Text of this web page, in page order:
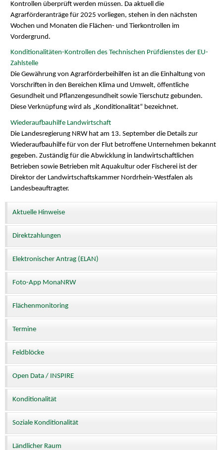
Kontrollen überprüft werden müssen. Da aktuell die
Agrarförderanträge für 2025 vorliegen, stehen in den nächsten
Wochen und Monaten die Flächen- und Tierkontrollen im
Vordergrund.
Konditionalitäten-Kontrollen des Technischen Prüfdienstes der EU-
Zahlstelle
Die Gewährung von Agrarförderbeihilfen ist an die Einhaltung von
Vorschriften in den Bereichen Klima und Umwelt, öffentliche
Gesundheit und Pflanzengesundheit sowie Tierschutz gebunden.
Diese Verknüpfung wird als „Konditionalität“ bezeichnet.
Wiederaufbauhilfe Landwirtschaft
Die Landesregierung NRW hat am 13. September die Details zur
Wiederaufbauhilfe für von der Flut betroffene Unternehmen bekannt
gegeben. Zuständig für die Abwicklung in landwirtschaftlichen
Betrieben sowie Betrieben mit Aquakultur oder Fischerei ist der
Direktor der Landwirtschaftskammer Nordrhein-Westfalen als
Landesbeauftragter.
Aktuelle Hinweise
Direktzahlungen
Elektronischer Antrag (ELAN)
Foto-App MonaNRW
Flächenmonitoring
Termine
Feldblöcke
Open Data / INSPIRE
Konditionalität
Soziale Konditionalität
Ländlicher Raum